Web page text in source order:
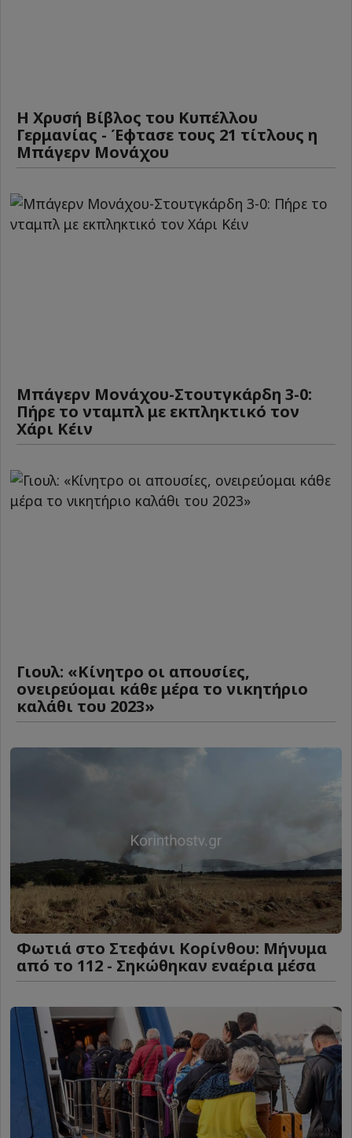
Η Χρυσή Βίβλος του Κυπέλλου
Γερμανίας - Έφτασε τους 21 τίτλους η
Μπάγερν Μονάχου
Μπάγερν Μονάχου-Στουτγκάρδη 3-0:
Πήρε το νταμπλ με εκπληκτικό τον
Χάρι Κέιν
Γιουλ: «Κίνητρο οι απουσίες,
ονειρεύομαι κάθε μέρα το νικητήριο
καλάθι του 2023»
Φωτιά στο Στεφάνι Κορίνθου: Μήνυμα
από το 112 - Σηκώθηκαν εναέρια μέσα